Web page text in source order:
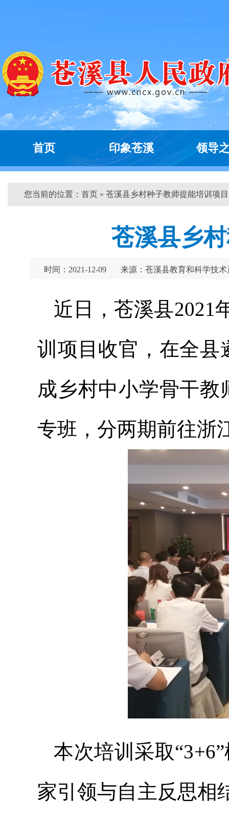
首页 印象苍溪 领导
您当前的位置： 首页 » 苍溪县乡村种子教师提能培训项
苍溪县乡
时间：2021-12-09 来源：苍溪县教育和科学技术
近日，苍溪县2021
训项目收官，在全县
成乡村中小学骨干
专班，分两期前往浙
本次培训采取
家引领与自主反思相